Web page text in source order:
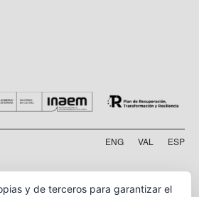
ENG VAL ESP
y de terceros para garantizar el